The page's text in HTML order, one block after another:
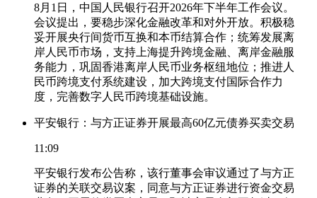
8月1日，中国人民银行召开2026年下半年工作会议。
会议提出，要稳步深化金融改革和对外开放。积极稳
妥开展央行间货币互换和本币结算合作；统筹发展离
岸人民币市场，支持上海提升跨境金融、离岸金融服
务能力，巩固香港离岸人民币业务枢纽地位；推进人
民币跨境支付系统建设，加大跨境支付国际合作力
度，完善数字人民币跨境基础设施。
平安银行：与方正证券开展最高60亿元债券买卖交易
11:09
平安银行发布公告称，该行董事会审议通过了与方正
证券的关联交易议案，同意与方正证券进行资金交易